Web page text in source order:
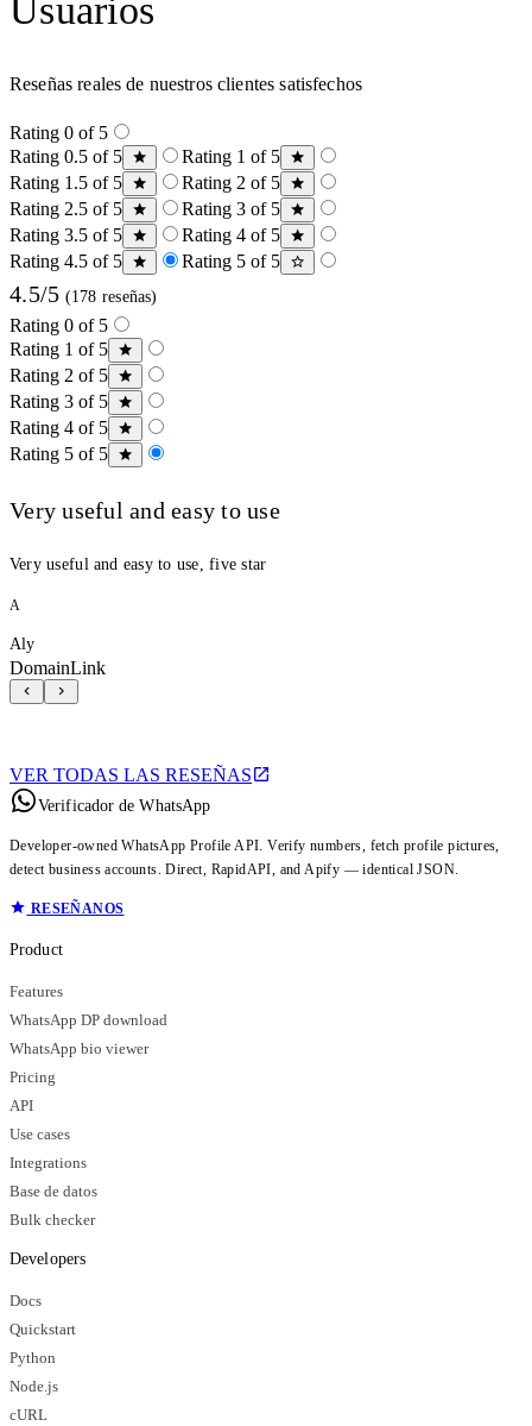
Usuarios
Reseñas reales de nuestros clientes satisfechos
Rating 0 of 5
Rating 0.5 of 5
Rating 1 of 5
Rating 1.5 of 5
Rating 2 of 5
Rating 2.5 of 5
Rating 3 of 5
Rating 3.5 of 5
Rating 4 of 5
Rating 4.5 of 5
Rating 5 of 5
4.5/5 (178 reseñas)
Rating 0 of 5
Rating 1 of 5
Rating 2 of 5
Rating 3 of 5
Rating 4 of 5
Rating 5 of 5
Very useful and easy to use
Very useful and easy to use, five star
A
Aly
DomainLink
VER TODAS LAS RESEÑAS
Verificador de WhatsApp
Developer-owned WhatsApp Profile API. Verify numbers, fetch profile pictures,
detect business accounts. Direct, RapidAPI, and Apify — identical JSON.
RESEÑANOS
Product
Features
WhatsApp DP download
WhatsApp bio viewer
Pricing
API
Use cases
Integrations
Base de datos
Bulk checker
Developers
Docs
Quickstart
Python
Node.js
cURL